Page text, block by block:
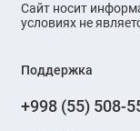
Сайт носит
условиях не
Поддержка
+998 (55) 508-